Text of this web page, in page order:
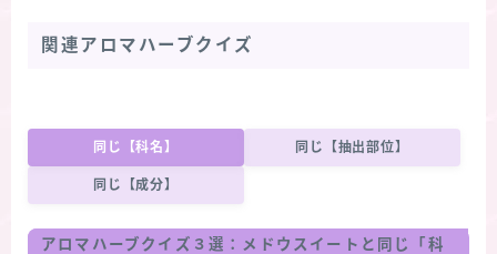
関連アロマハーブクイズ
同じ【科名】 同じ【抽出部位】
同じ【成分】
アロマハーブクイズ３選： メドウスイート と同じ「科